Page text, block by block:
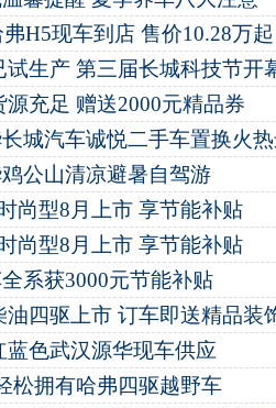
弗H5现车到店 售价10.28万起
试生产 第三届长城科技节开
源充足 赠送2000元精品券
城汽车诚悦二手车置换火
公山清凉避暑自驾游
尚型8月上市 享节能补贴
尚型8月上市 享节能补贴
系获3000元节能补贴
油四驱上市 订车即送精品装
蓝色武汉源华现车供应
松拥有哈弗四驱越野车